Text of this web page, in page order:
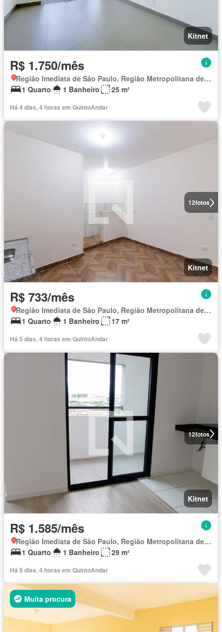
Kitnet
R$ 1.750/mês
Região Imediata de São Paulo, Região Metropolitana de São Paulo
1 Quarto
1 Banheiro 25 m²
Há 4 dias, 4 horas em QuintoAndar
12fotos
Kitnet
R$ 733/mês
Região Imediata de São Paulo, Região Metropolitana de São Paulo
1 Quarto
1 Banheiro 17 m²
Há 5 dias, 4 horas em QuintoAndar
12fotos
Kitnet
R$ 1.585/mês
Região Imediata de São Paulo, Região Metropolitana de São Paulo
1 Quarto
1 Banheiro 29 m²
Há 5 dias, 4 horas em QuintoAndar
Muita procura